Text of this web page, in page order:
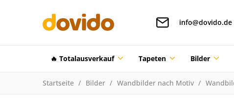
info@dovido.de
🔥 Totalausverkauf Tapeten Bilder
Startseite Bilder Wandbilder nach Motiv